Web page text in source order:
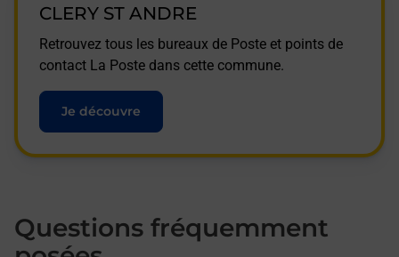
CLERY ST ANDRE
Retrouvez tous les bureaux de Poste et points de
contact La Poste dans cette commune.
Je découvre
Questions fréquemment